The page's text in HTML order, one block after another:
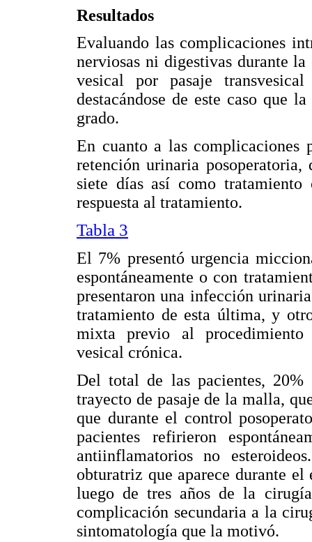
Resultados
Evaluando las complicaciones
nerviosas ni digestivas durante
vesical por pasaje
destacándose de este caso que
grado.
En cuanto a las complicaciones
retención urinaria
siete días así como tratamiento
respuesta al tratamiento.
Tabla 3
El 7% presentó urgencia
espontáneamente o con
presentaron una infección
tratamiento de esta última, y
mixta previo al procedimiento
vesical crónica.
Del total de las pacientes, 20%
trayecto de pasaje de la malla,
que durante el control
pacientes refirieron
antiinflamatorios no
obturatriz que aparece durante
luego de tres años de la
complicación secundaria a la
sintomatología que la motivó.